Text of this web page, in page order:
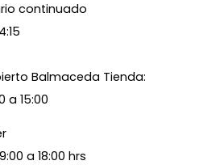
continuado
Balmaceda Tienda:
a 15:00
a 18:00 hrs